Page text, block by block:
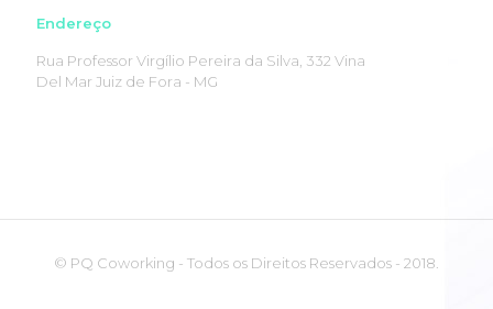
Endereço
Rua Professor Virgílio Pereira da Silva, 332 Vina
Del Mar Juiz de Fora - MG
© PQ Coworking - Todos os Direitos Reservados - 2018.